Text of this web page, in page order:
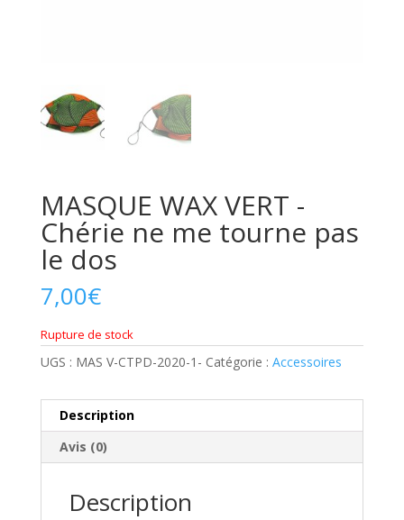
MASQUE WAX VERT -
Chérie ne me tourne pas
le dos
7,00€
Rupture de stock
UGS : MAS V-CTPD-2020-1- Catégorie : Accessoires
Description
Avis (0)
Description